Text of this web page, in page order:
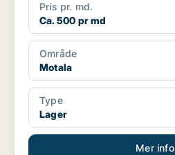
Pris pr. md.
Ca. 500 pr md
Område
Motala
Type
Lager
Mer info